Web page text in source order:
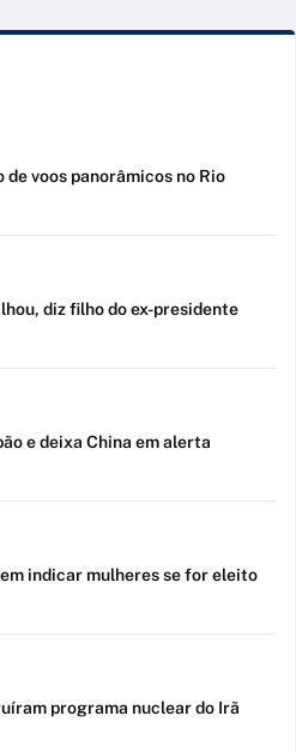
voos panorâmicos no Rio
diz filho do ex-presidente
e deixa China em alerta
indicar mulheres se for eleito
programa nuclear do Irã